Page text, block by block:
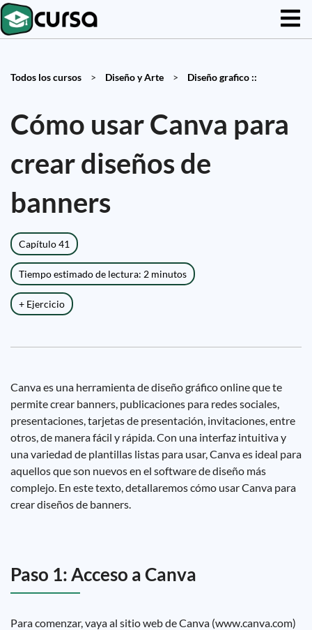
Todos los cursos > Diseño y Arte > Diseño grafico ::
Cómo usar Canva para
crear diseños de
banners
Capítulo 41
Tiempo estimado de lectura: 2 minutos
+ Ejercicio
Canva es una herramienta de diseño gráfico online que te
permite crear banners, publicaciones para redes sociales,
presentaciones, tarjetas de presentación, invitaciones, entre
otros, de manera fácil y rápida. Con una interfaz intuitiva y
una variedad de plantillas listas para usar, Canva es ideal para
aquellos que son nuevos en el software de diseño más
complejo. En este texto, detallaremos cómo usar Canva para
crear diseños de banners.
Paso 1: Acceso a Canva
Para comenzar, vaya al sitio web de Canva (www.canva.com)